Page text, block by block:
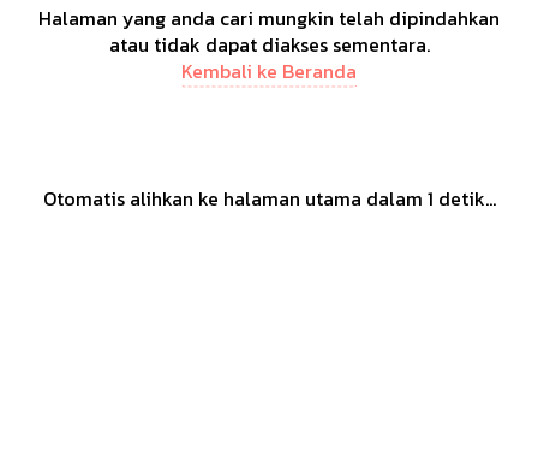
Halaman yang anda cari mungkin telah dipindahkan
atau tidak dapat diakses sementara.
Kembali ke Beranda
Otomatis alihkan ke halaman utama dalam 1 detik...